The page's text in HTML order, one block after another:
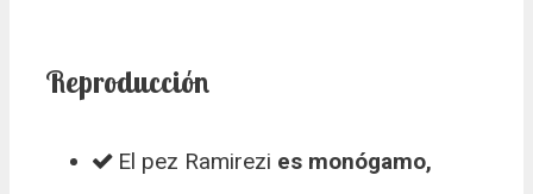
Reproducción
El pez Ramirezi es monógamo,